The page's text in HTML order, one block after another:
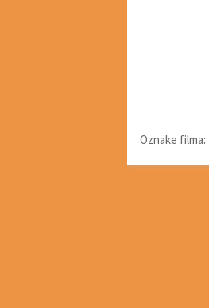
Oznake filma: